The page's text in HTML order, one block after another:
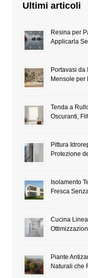
Ultimi articoli
Resina per
Applicarla
Portavasi da
Mensole per
Tenda a
Oscuranti,
Pittura
Protezione
Isolamento
Fresca
Cucina
Piante
Naturali che